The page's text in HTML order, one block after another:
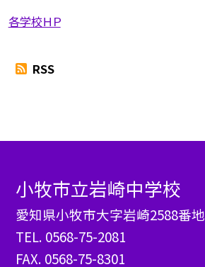
各学校ＨＰ
RSS
小牧市立岩崎中学校
愛知県小牧市大字岩崎2588番地
TEL. 0568-75-2081
FAX. 0568-75-8301